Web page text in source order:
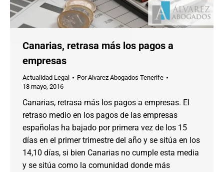
Canarias, retrasa más los pagos a
empresas
Actualidad Legal PorAlvarez Abogados Tenerife
18 mayo, 2016
Canarias, retrasa más los pagos a empresas. El
retraso medio en los pagos de las empresas
españolas ha bajado por primera vez de los 15
días en el primer trimestre del año y se sitúa en los
14,10 días, si bien Canarias no cumple esta media
y se sitúa como la comunidad donde más